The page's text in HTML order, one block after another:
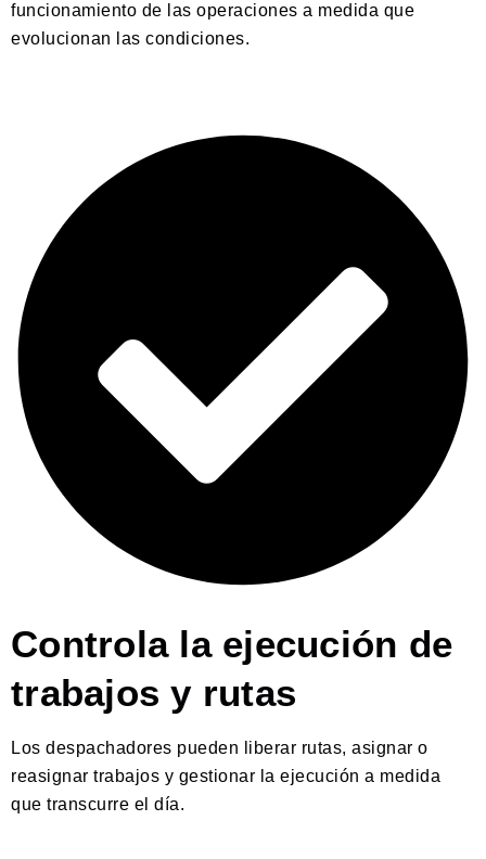
funcionamiento de las operaciones a medida que
evolucionan las condiciones.
Controla la ejecución de
trabajos y rutas
Los despachadores pueden liberar rutas, asignar o
reasignar trabajos y gestionar la ejecución a medida
que transcurre el día.